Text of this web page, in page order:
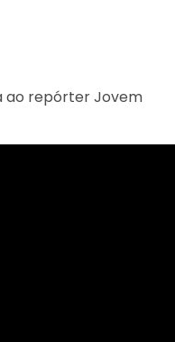
ao repórter Jovem